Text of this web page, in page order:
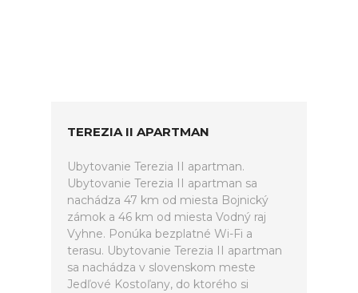
TEREZIA II APARTMAN
Ubytovanie Terezia II apartman.
Ubytovanie Terezia II apartman sa
nachádza 47 km od miesta Bojnický
zámok a 46 km od miesta Vodný raj
Vyhne. Ponúka bezplatné Wi-Fi a
terasu. Ubytovanie Terezia II apartman
sa nachádza v slovenskom meste
Jedľové Kostoľany, do ktorého si